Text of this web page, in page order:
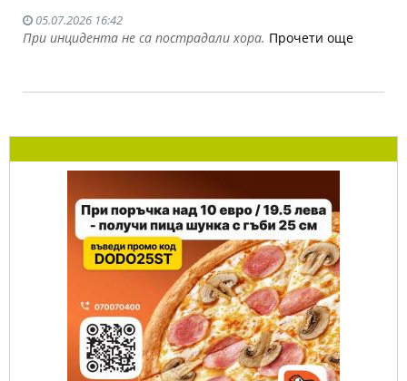
05.07.2026 16:42
При инцидента не са пострадали хора. Прочети още